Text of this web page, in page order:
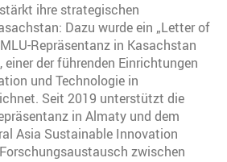
ihre strategischen
Dazu wurde ein „Letter of
Repräsentanz in Kasachstan
einer der führenden Einrichtungen
und Technologie in
Seit 2019 unterstützt die
in Almaty und dem
Asia Sustainable Innovation
zwischen